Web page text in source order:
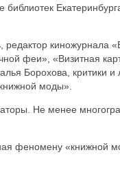
редактор киножурнала
феи», «Визитная
Борохова, критики и
моды».
Не менее
феномену «книжной